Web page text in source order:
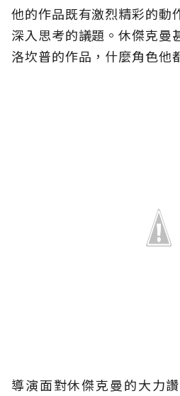
他的作品既有激烈精彩的動
深入思考的議題。休傑克曼
洛坎普的作品，什麼角色他
導演面對休傑克曼的大力